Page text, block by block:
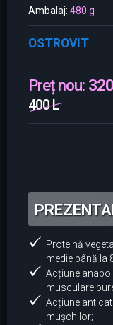
Ambalaj: 480 g
OSTROVIT
Preț nou:
400 L
Proteină
medie până la
Acțiune
musculare
Acțiune
mușchilor;